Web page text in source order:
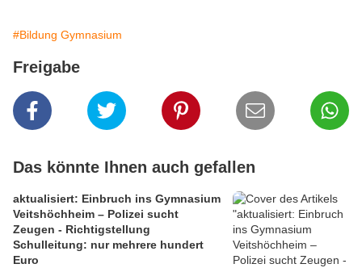
#Bildung Gymnasium
Freigabe
Das könnte Ihnen auch gefallen
aktualisiert: Einbruch ins Gymnasium
Veitshöchheim – Polizei sucht
Zeugen - Richtigstellung
Schulleitung: nur mehrere hundert
Euro